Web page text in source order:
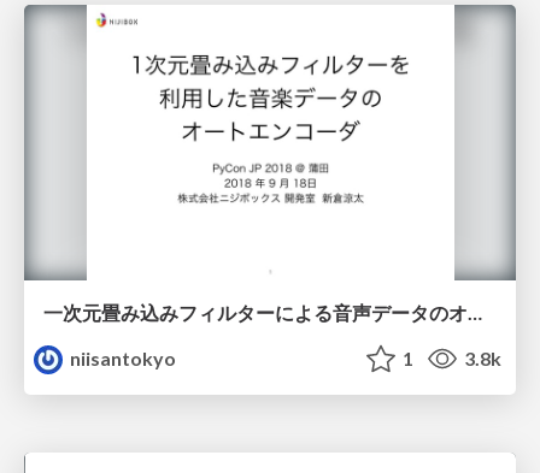
一次元畳み込みフィルターによる音声データのオートエンコーダ
niisantokyo
1 3.8k